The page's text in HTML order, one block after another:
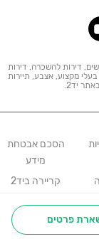
פרטים
תל מפעילת יד2 - מודעות: דרושים, דירות להשכרה, דירות
מקצוע, אצבע, תיירות
יד2.
הסכם אבטחת
מידע
קריירה ביד2